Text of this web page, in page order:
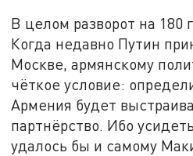
В целом разворот на 180
Когда недавно Путин
Москве, армянскому
чёткое условие:
Армения будет
партнёрство. Ибо
удалось бы и самому